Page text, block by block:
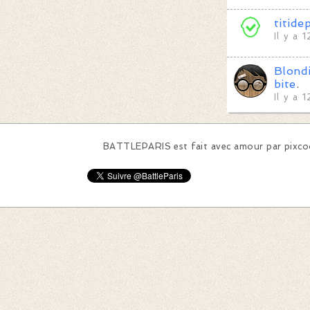
Il y a
bite.
Il y a
BATTLEPARIS est fait avec amour par